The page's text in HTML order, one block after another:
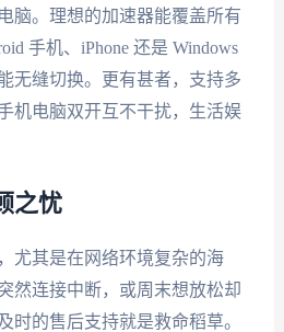
脑。理想的加速器能覆盖所有
手机、iPhone 还是 Windows
无缝切换。更有甚者，支持多
机电脑双开互不干扰，生活娱
之忧
尤其是在网络环境复杂的海
然连接中断，或周末想放松却
时的售后支持就是救命稻草。